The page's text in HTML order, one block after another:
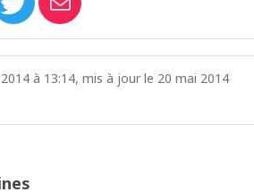
à 13:14, mis à jour le 20 mai 2014